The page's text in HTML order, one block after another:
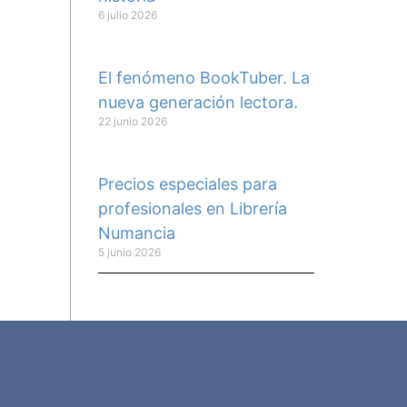
6 julio 2026
El fenómeno BookTuber. La
nueva generación lectora.
22 junio 2026
Precios especiales para
profesionales en Librería
Numancia
5 junio 2026